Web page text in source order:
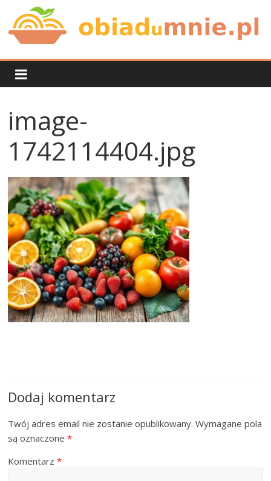
content
Obiad
u
mnie
image-
1742114404.jpg
Dodaj komentarz
Twój adres email nie zostanie opublikowany. Wymagane pola
są oznaczone*
Komentarz*